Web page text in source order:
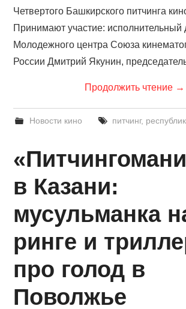
Четвертого Башкирского питчинга
Принимают участие: исполнительный
Молодежного центра Союза
России Дмитрий Якунин,
Продолжить чтение →
Новости кино питчинг,
в Казани:
мусульманка
ринге и
про голод в
Поволжье